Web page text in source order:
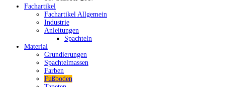
Fachartikel
Fachartikel Allgemein
Industrie
Anleitungen
Spachteln
Material
Grundierungen
Spachtelmassen
Farben
Fußboden